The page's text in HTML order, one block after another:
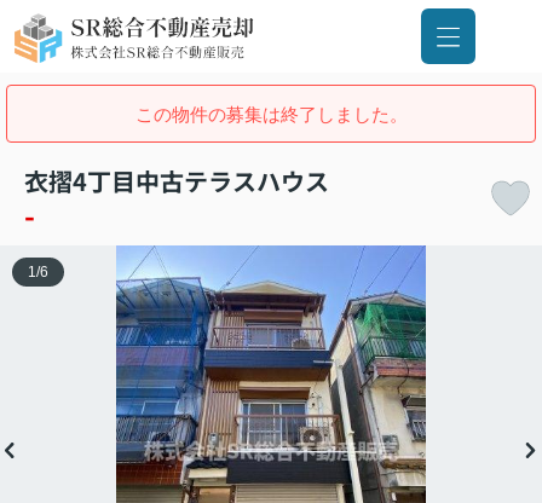
この物件の募集は終了しました。
衣摺4丁目中古テラスハウス
-
1 /6